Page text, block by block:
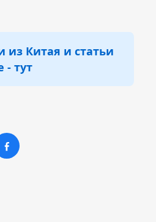
из Китая и статьи
- тут